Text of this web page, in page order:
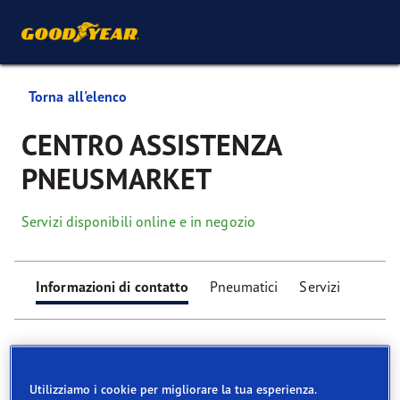
Torna all'elenco
CENTRO ASSISTENZA
PNEUSMARKET
Servizi disponibili online e in negozio
Informazioni di contatto Pneumatici Servizi
Utilizziamo i cookie per migliorare la tua esperienza.